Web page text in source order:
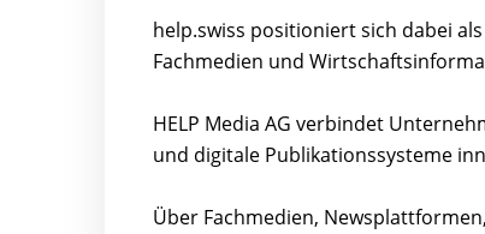
help.swiss positioniert sich dabei
Fachmedien und
HELP Media AG verbindet
und digitale Publikationssysteme
Über Fachmedien,